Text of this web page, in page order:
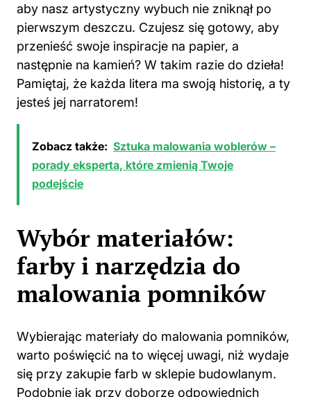
aby nasz artystyczny wybuch nie zniknął po
pierwszym deszczu. Czujesz się gotowy, aby
przenieść swoje inspiracje na papier, a
następnie na kamień? W takim razie do dzieła!
Pamiętaj, że każda litera ma swoją historię, a ty
jesteś jej narratorem!
Zobacz także: Sztuka malowania woblerów –
porady eksperta, które zmienią Twoje
podejście
Wybór materiałów:
farby i narzędzia do
malowania pomników
Wybierając materiały do malowania pomników,
warto poświęcić na to więcej uwagi, niż wydaje
się przy zakupie farb w sklepie budowlanym.
Podobnie jak przy doborze odpowiednich